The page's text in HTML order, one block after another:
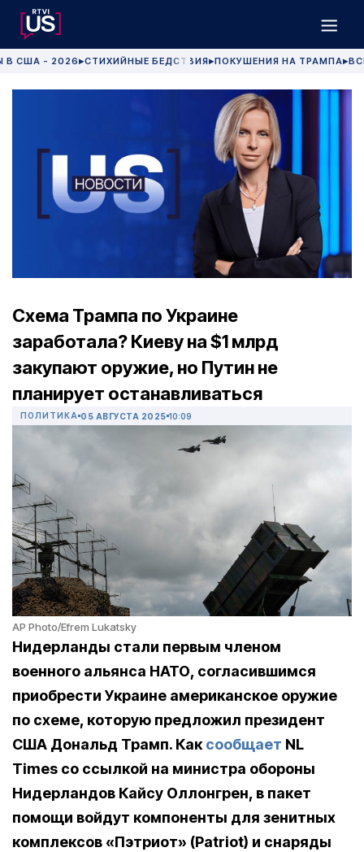
В США - 2026 ▶СТИХИЙНЫЕ БЕДСТВИЯ▶ПОКУШЕНИЯ НА ТРАМПА▶
Схема Трампа по Украине
заработала? Киеву на $1 млрд
закупают оружие, но Путин не
планирует останавливаться
ПОЛИТИКА 05 АВГУСТА 2025 10:09
AP Photo/Efrem Lukatsky
Нидерланды стали первым членом
военного альянса НАТО, согласившимся
приобрести Украине американское оружие
по схеме, которую предложил президент
США Дональд Трамп. Каксообщает NL
Times со ссылкой на министра обороны
Нидерландов Кайсу Оллонгрен, в пакет
помощи войдут компоненты для зенитных
комплексов «Пэтриот» (Patriot) и снаряды